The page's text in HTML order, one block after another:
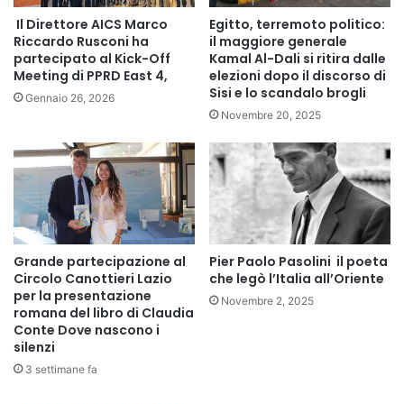
domicilio.
Finanziamenti umanitari italiani
Nei giorni scorsi, su indicazione del Ministro degli Affari
Esteri Tajani, il Ministero degli Affari Esteri italiano ha
umanitaria immediata all’epidemia di Ebola nella
Repubblica Democratica del Congo.
Questi fondi saranno erogati alle organizzazioni della
società civile italiana con una presenza effettiva nelle
province colpite di Ituri, Nord Kivu e Sud Kivu, attraverso
un “appello di emergenza” gestito dall’Agenzia Italiana per
la Cooperazione allo Sviluppo (ICAD) di Nairobi, in
coordinamento con l’Ambasciata d’Italia a Kinshasa.
Il Direttore AICS Marco
Riccardo Rusconi ha
partecipato al Kick-Off
Meeting di PPRD East 4,
Gennaio 26, 2026
Egitto, terremoto politico:
il maggiore generale
Kamal Al-Dali si ritira dalle
elezioni dopo il discorso di
Sisi e lo scandalo brogli
Novembre 20, 2025
Grande partecipazione al
Circolo Canottieri Lazio
per la presentazione
romana del libro di Claudia
Conte Dove nascono i
silenzi
3 settimane fa
Pier Paolo Pasolini il poeta
che legò l’Italia all’Oriente
Novembre 2, 2025